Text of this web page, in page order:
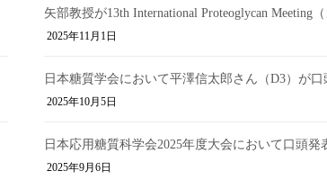
矢部教授が13th International Proteoglycan Meeting
2025年11月1日
日本糖質学会において平澤信太郎さん（D3）が
2025年10月5日
日本応用糖質科学会2025年度大会において口頭
2025年9月6日